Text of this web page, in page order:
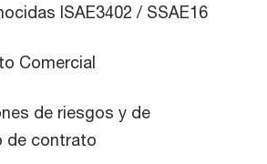
ISAE3402 / SSAE16
Comercial
de riesgos y de
de contrato